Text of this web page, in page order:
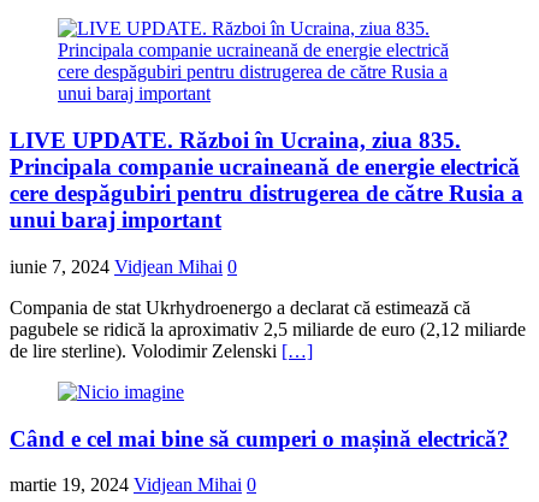
LIVE UPDATE. Război în Ucraina, ziua 835.
Principala companie ucraineană de energie electrică
cere despăgubiri pentru distrugerea de către Rusia a
unui baraj important
iunie 7, 2024 Vidjean Mihai 0
Compania de stat Ukrhydroenergo a declarat că estimează că
pagubele se ridică la aproximativ 2,5 miliarde de euro (2,12 miliarde
de lire sterline). Volodimir Zelenski […]
Când e cel mai bine să cumperi o mașină electrică?
martie 19, 2024 Vidjean Mihai 0